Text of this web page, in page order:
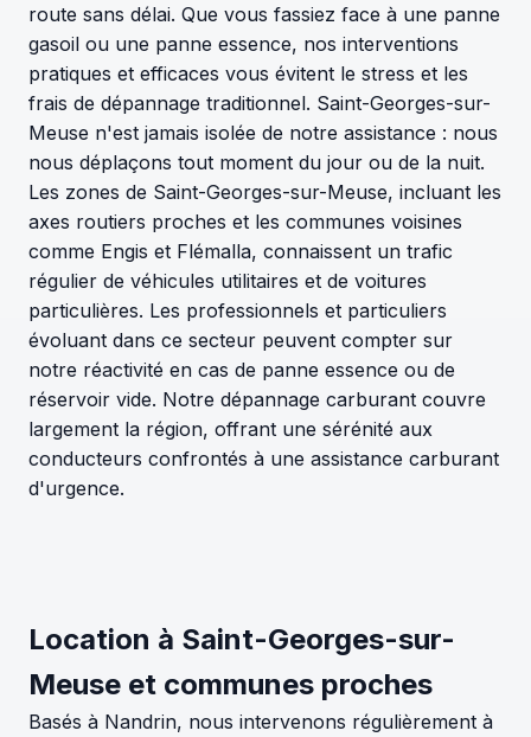
route sans délai. Que vous fassiez face à une panne
gasoil ou une panne essence, nos interventions
pratiques et efficaces vous évitent le stress et les
frais de dépannage traditionnel. Saint-Georges-sur-
Meuse n'est jamais isolée de notre assistance : nous
nous déplaçons tout moment du jour ou de la nuit.
Les zones de Saint-Georges-sur-Meuse, incluant les
axes routiers proches et les communes voisines
comme Engis et Flémalla, connaissent un trafic
régulier de véhicules utilitaires et de voitures
particulières. Les professionnels et particuliers
évoluant dans ce secteur peuvent compter sur
notre réactivité en cas de panne essence ou de
réservoir vide. Notre dépannage carburant couvre
largement la région, offrant une sérénité aux
conducteurs confrontés à une assistance carburant
d'urgence.
Location à Saint-Georges-sur-
Meuse et communes proches
Basés à Nandrin, nous intervenons régulièrement à